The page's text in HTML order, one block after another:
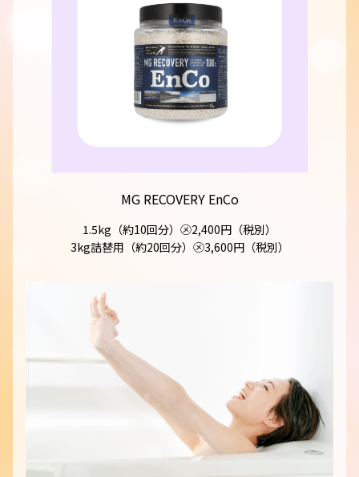
MG RECOVERY EnCo
1.5kg（約10回分）㋱2,400円（税別）
3kg詰替用（約20回分）㋱3,600円（税別）